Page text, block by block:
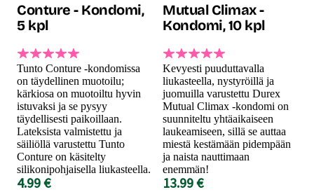
Conture - Kondomi,
5 kpl
Tunto Conture -kondomissa
on täydellinen muotoilu;
kärkiosa on muotoiltu hyvin
istuvaksi ja se pysyy
täydellisesti paikoillaan.
Lateksista valmistettu ja
säiliöllä varustettu Tunto
Conture on käsitelty
silikonipohjaisella liukasteella.
4.99 €
Mutual Climax -
Kondomi, 10 kpl
Kevyesti puuduttavalla
liukasteella, nystyröillä ja
juomuilla varustettu Durex
Mutual Climax -kondomi on
suunniteltu yhtäaikaiseen
laukeamiseen, sillä se auttaa
miestä kestämään pidempään
ja naista nauttimaan
enemmän!
13.99 €